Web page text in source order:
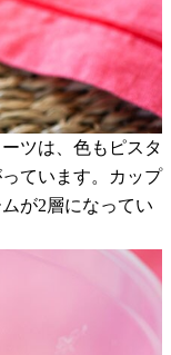
ツは、色もピスタ
ています。カップ
が2層になってい